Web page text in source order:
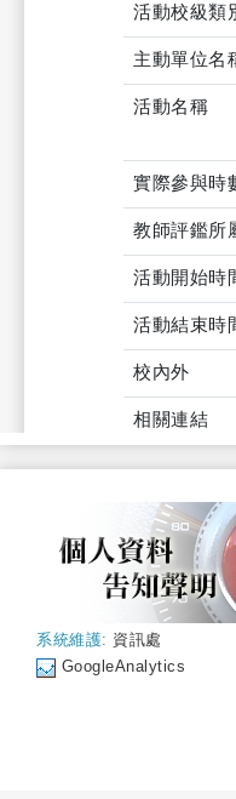
活動校級類
主動單位名
活動名稱
實際參與時
教師評鑑所
活動開始時
活動結束時
校內外
相關連結
系統維護: 資訊處
GoogleAnalytics